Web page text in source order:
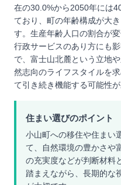
在の30.0%から2050年には
ており、町の年齢構成が大
す。生産年齢人口の割合が
行政サービスのあり方にも
で、富士山北麓という立地
然志向のライフスタイルを
て引き続き機能する可能性が
住まい選びのポイント
小山町への移住や住まい
て、自然環境の豊かさや
の充実度などが判断材料
踏まえながら、長期的な